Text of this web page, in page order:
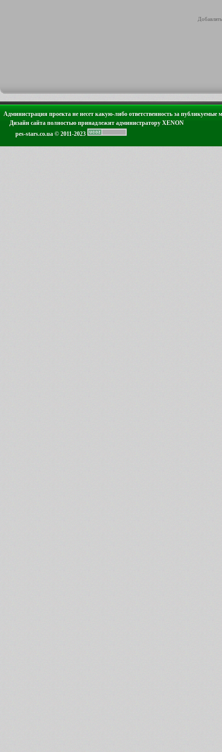
Администрация проекта не несет какую-либо ответственность за публикуемые
Дизайн сайта полностью принадлежит администратору XENON
pes-stars.co.ua © 2011-2023